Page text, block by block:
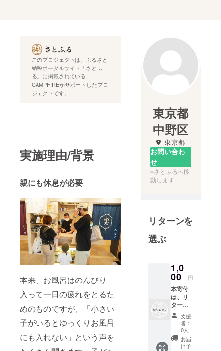
このプロジェクトは、ふるさと
納税ポータルサイト「さとふ
る」に掲載されている、
CAMPFIREがサポートしたプロ
ジェクトです。
実施理由/背景
親にも休息が必要
本来、お風呂はのんびり
入って一日の疲れをとるた
めのものですが、「小さい
子がいるとゆっくりお風呂
にも入れない」という声を
東京都
中野区
東京都
お問い合わ
せ
※さとふるへ移
動します
リターンを
選ぶ
1,0
00 円
本寄付
は、リ
ターン
の無い
寄付と
なりま
す。
支援
者：
0人
お届
け予